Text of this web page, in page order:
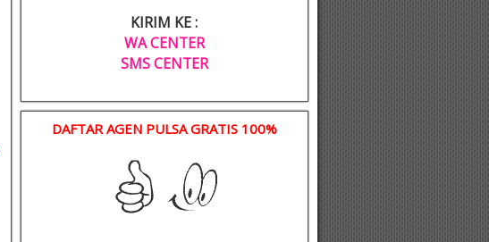
KIRIM KE :
WA CENTER
SMS CENTER
DAFTAR AGEN PULSA GRATIS 100%